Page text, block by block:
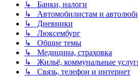
↳ Банки, налоги
↳ Автомобилистам и
↳ Дневники
↳ Люксембург
↳ Общие темы
↳ Медицина, страховка
↳ Жильё, коммунальные
↳ Связь, телефон и интернет